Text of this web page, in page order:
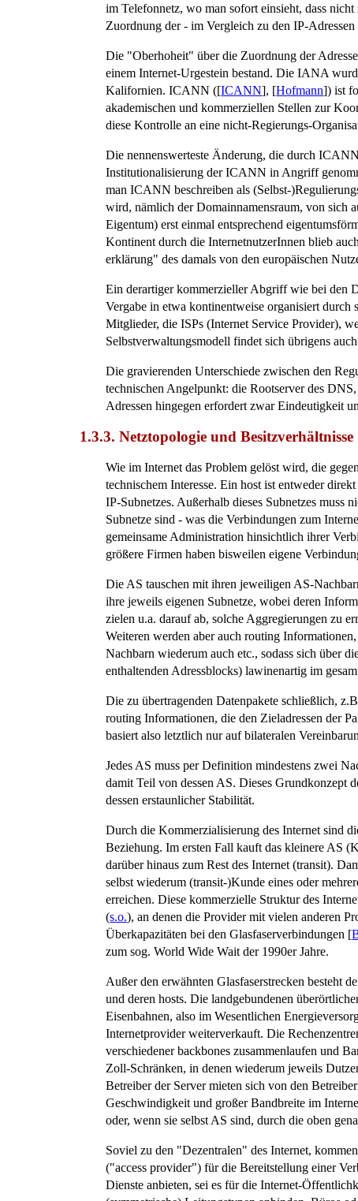
im Telefonnetz, wo man sofort einsieht, dass
Zuordnung der - im Vergleich zu den IP-
Die "Oberhoheit" über die Zuordnung der
einem Internet-Urgestein bestand. Die IANA
Kalifornien. ICANN ([ICANN], [Hofmann]) ist
akademischen und kommerziellen Stellen zur
diese Kontrolle an eine nicht-Regierungs-
Die nennenswerteste Änderung, die durch
Institutionalisierung der ICANN in Angriff
man ICANN beschreiben als (Selbst-
wird, nämlich der Domainnamensraum, von sich
Eigentum) erst einmal entsprechend
Kontinent durch die InternetnutzerInnen blieb
erklärung" des damals von den europäischen
Ein derartiger kommerzieller Abgriff wie bei den
Vergabe in etwa kontinentweise organisiert durch
Mitglieder, die ISPs (Internet Service Provider),
Selbstverwaltungsmodell findet sich übrigens
Die gravierenden Unterschiede zwischen den
technischen Angelpunkt: die Rootserver des
Adressen hingegen erfordert zwar Eindeutigkeit
1.3.3. Netztopologieund Besitzverhältnisse
Wie im Internet das Problem gelöst wird, die
technischem Interesse. Ein host ist entweder
IP-Subnetzes. Außerhalb dieses Subnetzes muss
Subnetze sind - was die Verbindungen zum
gemeinsame Administration hinsichtlich ihrer
größere Firmen haben bisweilen eigene
Die AS tauschen mit ihren jeweiligen AS-
ihre jeweils eigenen Subnetze, wobei deren
zielen u.a. darauf ab, solche Aggregierungen zu
Weiteren werden aber auch routing
Nachbarn wiederum auch etc., sodass sich über
enthaltenden Adressblocks) lawinenartig im
Die zu übertragenden Datenpakete schließlich,
routing Informationen, die den Zieladressen der
basiert also letztlich nur auf bilateralen
Jedes AS muss per Definition mindestens zwei
damit Teil von dessen AS. Dieses Grundkonzept
dessen erstaunlicher Stabilität.
Durch die Kommerzialisierung des Internet sind
Beziehung. Im ersten Fall kauft das kleinere AS
darüber hinaus zum Rest des Internet (transit).
selbst wiederum (transit-)Kunde eines oder
erreichen. Diese kommerzielle Struktur des
(s.o.), an denen die Provider mit vielen anderen
Überkapazitäten bei den Glasfaserverbindungen [
zum sog. World Wide Wait der 1990er Jahre.
Außer den erwähnten Glasfaserstrecken besteht
und deren hosts. Die landgebundenen
Eisenbahnen, also im Wesentlichen
Internetprovider weiterverkauft. Die
verschiedener backbones zusammenlaufen und
Zoll-Schränken, in denen wiederum jeweils
Betreiber der Server mieten sich von den
Geschwindigkeit und großer Bandbreite im
oder, wenn sie selbst AS sind, durch die oben
Soviel zu den "Dezentralen" des Internet,
("access provider") für die Bereitstellung einer
Dienste anbieten, sei es für die Internet-